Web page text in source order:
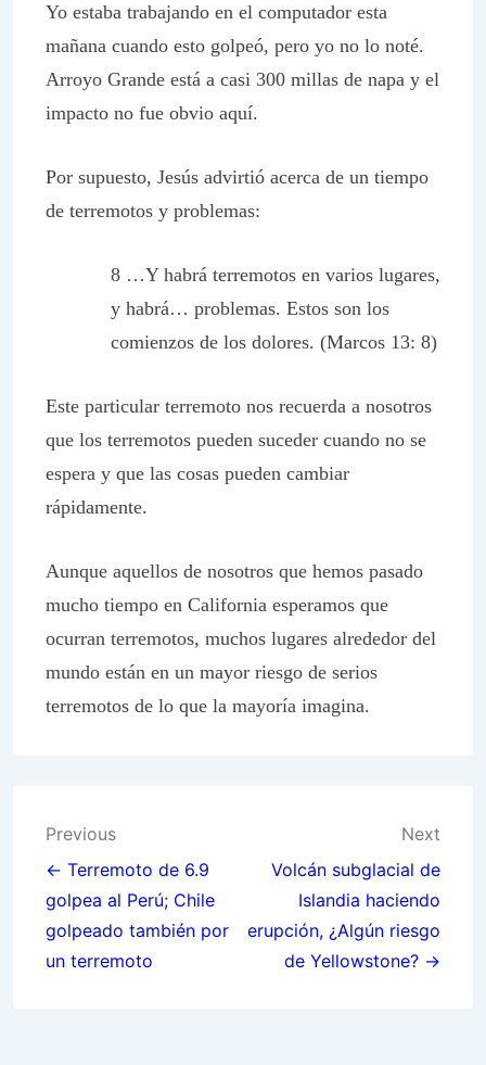
Yo estaba trabajando en el computador esta
mañana cuando esto golpeó, pero yo no lo noté.
Arroyo Grande está a casi 300 millas de napa y el
impacto no fue obvio aquí.
Por supuesto, Jesús advirtió acerca de un tiempo
de terremotos y problemas:
8 …Y habrá terremotos en varios lugares,
y habrá… problemas. Estos son los
comienzos de los dolores. (Marcos 13: 8)
Este particular terremoto nos recuerda a nosotros
que los terremotos pueden suceder cuando no se
espera y que las cosas pueden cambiar
rápidamente.
Aunque aquellos de nosotros que hemos pasado
mucho tiempo en California esperamos que
ocurran terremotos, muchos lugares alrededor del
mundo están en un mayor riesgo de serios
terremotos de lo que la mayoría imagina.
Post
navigation
Previous
← Terremoto de 6.9
golpea al Perú; Chile
golpeado también por
un terremoto
Next
Volcán subglacial de
Islandia haciendo
erupción, ¿Algún riesgo
de Yellowstone? →